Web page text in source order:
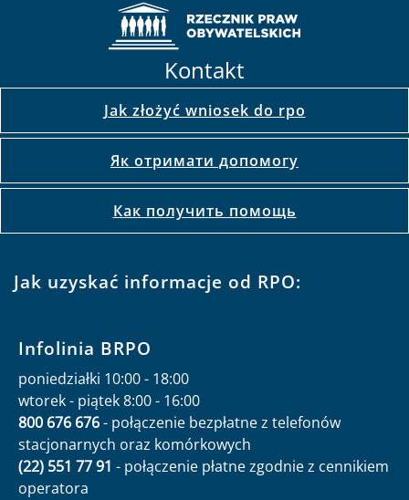
Kontakt
Jak złożyć wniosek do rpo
Як отримати допомогу
Как получить помощь
Jak uzyskać informacje od RPO:
Infolinia BRPO
poniedziałki 10:00 - 18:00
wtorek - piątek 8:00 - 16:00
800 676 676- połączenie bezpłatne z telefonów
stacjonarnych oraz komórkowych
(22) 551 77 91 - połączenie płatne zgodnie z cennikiem
operatora